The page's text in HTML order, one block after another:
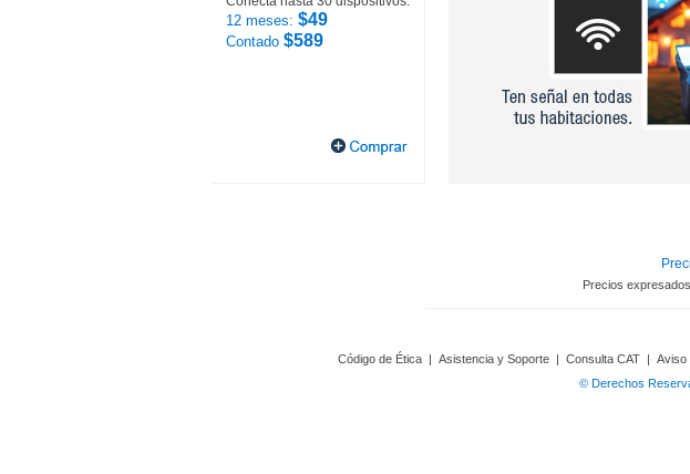
12 meses: $49
Contado $589
Precios
Código de Ética | Asistencia y Soporte | Consulta CAT | Aviso
© Derechos